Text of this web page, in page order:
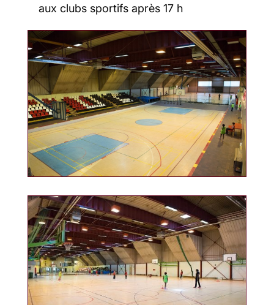
aux clubs sportifs après 17 h